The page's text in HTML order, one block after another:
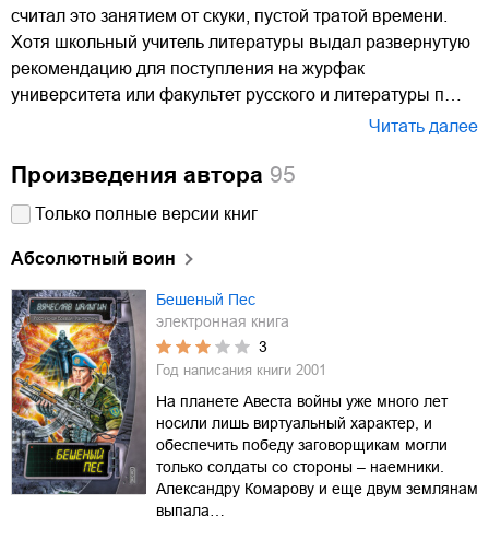
считал это занятием от скуки, пустой тратой времени.
Хотя школьный учитель литературы выдал развернутую
рекомендацию для поступления на журфак
университета или факультет русского и литературы п…
Читать далее
Произведения автора 95
Только полные версии книг
Абсолютный воин
Бешеный Пес
электронная книга
3
Год написания книги 2001
На планете Авеста войны уже много лет
носили лишь виртуальный характер, и
обеспечить победу заговорщикам могли
только солдаты со стороны – наемники.
Александру Комарову и еще двум землянам
выпала…